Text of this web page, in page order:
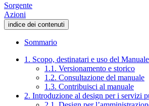
Sorgente
Azioni
indice dei contenuti
Sommario
1. Scopo, destinatari e uso del
1.1. Versionamento e storico
1.2. Consultazione del manuale
1.3. Contribuisci al manuale
2. Introduzione al design per i servizi